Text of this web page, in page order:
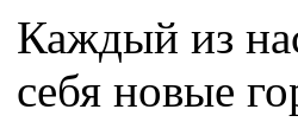
Каждый из
себя новые